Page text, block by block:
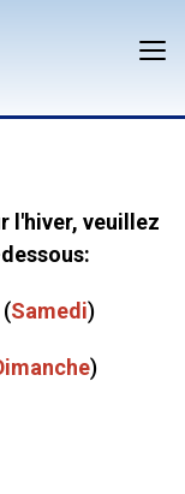
l'hiver, veuillez
(Samedi)
)